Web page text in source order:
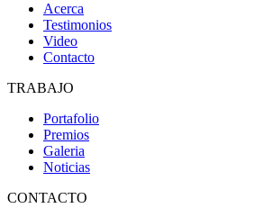
Acerca
Testimonios
Video
Contacto
TRABAJO
Portafolio
Premios
Galeria
Noticias
CONTACTO